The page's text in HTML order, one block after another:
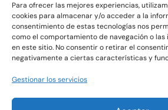
Para ofrecer las mejores experiencias,
cookies para almacenar y/o acceder a la
consentimiento de estas tecnologías nos
como el comportamiento de navegación o
en este sitio. No consentir o retirar el
negativamente a ciertas características y
Gestionar los servicios
The Big Bang
Theory
The Blues
Brothers
The
la
y
sobre